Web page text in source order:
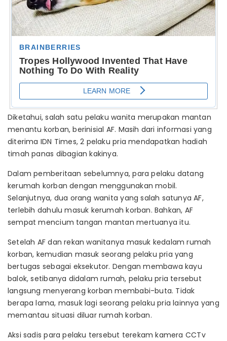
Diketahui, salah satu pelaku wanita merupakan mantan
menantu korban, berinisial AF. Masih dari informasi yang
diterima IDN Times, 2 pelaku pria mendapatkan hadiah
timah panas dibagian kakinya.
Dalam pemberitaan sebelumnya, para pelaku datang
kerumah korban dengan menggunakan mobil.
Selanjutnya, dua orang wanita yang salah satunya AF,
terlebih dahulu masuk kerumah korban. Bahkan, AF
sempat mencium tangan mantan mertuanya itu.
Setelah AF dan rekan wanitanya masuk kedalam rumah
korban, kemudian masuk seorang pelaku pria yang
bertugas sebagai eksekutor. Dengan membawa kayu
balok, setibanya didalam rumah, pelaku pria tersebut
langsung menyerang korban membabi-buta. Tidak
berapa lama, masuk lagi seorang pelaku pria lainnya yang
memantau situasi diluar rumah korban.
Aksi sadis para pelaku tersebut terekam kamera CCTv